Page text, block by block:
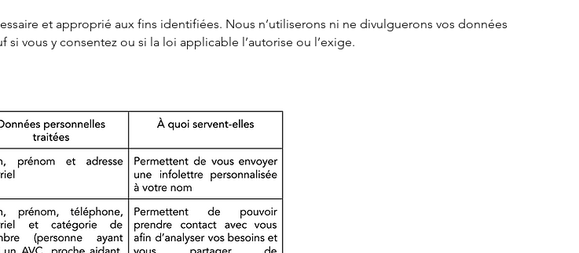
et approprié aux fins identifiées. Nous n’utiliserons ni ne divulguerons vos données
vous y consentez ou si la loi applicable l’autorise ou l’exige.